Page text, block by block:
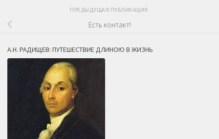
ПРЕДЫДУЩАЯ ПУБЛИКАЦИЯ
Есть контакт!
А.Н. РАДИЩЕВ: ПУТЕШЕСТВИЕ ДЛИНОЮ В ЖИЗНЬ